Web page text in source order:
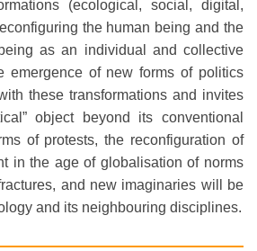
(ecological, social, digital,
the human being and the
as an individual and collective
emergence of new forms of politics
these transformations and invites
object beyond its conventional
of protests, the reconfiguration of
in the age of globalisation of norms
and new imaginaries will be
and its neighbouring disciplines.